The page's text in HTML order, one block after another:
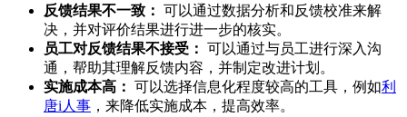
反馈结果不一致： 可以通过数据分析和反馈校准来解
决，并对评价结果进行进一步的核实。
员工对反馈结果不接受： 可以通过与员工进行深入沟
通，帮助其理解反馈内容，并制定改进计划。
实施成本高： 可以选择信息化程度较高的工具，例如利
唐i人事 ，来降低实施成本，提高效率。